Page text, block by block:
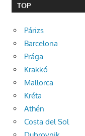
TOP
Párizs
Barcelona
Prága
Krakkó
Mallorca
Kréta
Athén
Costa del Sol